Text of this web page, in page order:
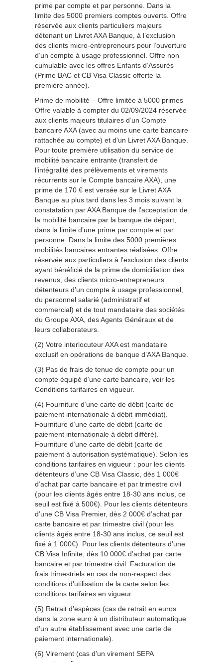
prime par compte et par personne. Dans la
limite des 5000 premiers comptes ouverts. Offre
réservée aux clients particuliers majeurs
détenant un Livret AXA Banque, à l’exclusion
des clients micro-entrepreneurs pour l’ouverture
d’un compte à usage professionnel. Offre non
cumulable avec les offres Enfants d’Assurés
(Prime BAC et CB Visa Classic offerte la
première année).
Prime de mobilité – Offre limitée à 5000 primes
Offre valable à compter du 02/09/2024 réservée
aux clients majeurs titulaires d’un Compte
bancaire AXA (avec au moins une carte bancaire
rattachée au compte) et d’un Livret AXA Banque.
Pour toute première utilisation du service de
mobilité bancaire entrante (transfert de
l’intégralité des prélèvements et virements
récurrents sur le Compte bancaire AXA), une
prime de 170 € est versée sur le Livret AXA
Banque au plus tard dans les 3 mois suivant la
constatation par AXA Banque de l’acceptation de
la mobilité bancaire par la banque de départ,
dans la limite d’une prime par compte et par
personne. Dans la limite des 5000 premières
mobilités bancaires entrantes réalisées. Offre
réservée aux particuliers à l’exclusion des clients
ayant bénéficié de la prime de domiciliation des
revenus, des clients micro-entrepreneurs
détenteurs d’un compte à usage professionnel,
du personnel salarié (administratif et
commercial) et de tout mandataire des sociétés
du Groupe AXA, des Agents Généraux et de
leurs collaborateurs.
(2) Votre interlocuteur AXA est mandataire
exclusif en opérations de banque d’AXA Banque.
(3) Pas de frais de tenue de compte pour un
compte équipé d’une carte bancaire, voir les
Conditions tarifaires en vigueur.
(4) Fourniture d’une carte de débit (carte de
paiement internationale à débit immédiat).
Fourniture d’une carte de débit (carte de
paiement internationale à débit différé).
Fourniture d’une carte de débit (carte de
paiement à autorisation systématique). Selon les
conditions tarifaires en vigueur : pour les clients
détenteurs d’une CB Visa Classic, dès 1 000€
d’achat par carte bancaire et par trimestre civil
(pour les clients âgés entre 18-30 ans inclus, ce
seuil est fixé à 500€). Pour les clients détenteurs
d’une CB Visa Premier, dès 2 000€ d’achat par
carte bancaire et par trimestre civil (pour les
clients âgés entre 18-30 ans inclus, ce seuil est
fixé à 1 000€). Pour les clients détenteurs d’une
CB Visa Infinite, dès 10 000€ d’achat par carte
bancaire et par trimestre civil. Facturation de
frais trimestriels en cas de non-respect des
conditions d’utilisation de la carte selon les
conditions tarifaires en vigueur.
(5) Retrait d’espèces (cas de retrait en euros
dans la zone euro à un distributeur automatique
d’un autre établissement avec une carte de
paiement internationale).
(6) Virement (cas d’un virement SEPA